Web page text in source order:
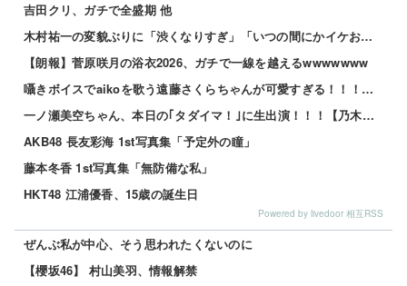
吉田クリ、ガチで全盛期 他
木村祐一の変貌ぶりに「渋くなりすぎ」「いつの間にかイケおじに」の声 他
【朗報】菅原咲月の浴衣2026、ガチで一線を越えるwwwwwww
囁きボイスでaikoを歌う遠藤さくらちゃんが可愛すぎる！！！【乃木坂46】
一ノ瀬美空ちゃん、本日の｢タダイマ！｣に生出演！！！【乃木坂46】
AKB48 長友彩海 1st写真集「予定外の瞳」
藤本冬香 1st写真集「無防備な私」
HKT48 江浦優香、15歳の誕生日
Powered by livedoor 相互RSS
ぜんぶ私が中心、そう思われたくないのに
【櫻坂46】 村山美羽、情報解禁